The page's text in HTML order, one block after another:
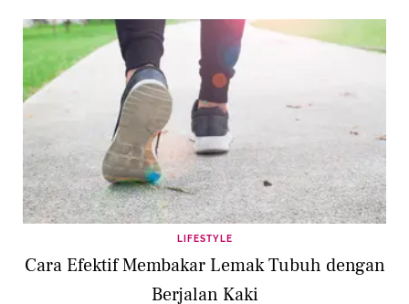
LIFESTYLE
Cara Efektif Membakar Lemak Tubuh dengan
Berjalan Kaki